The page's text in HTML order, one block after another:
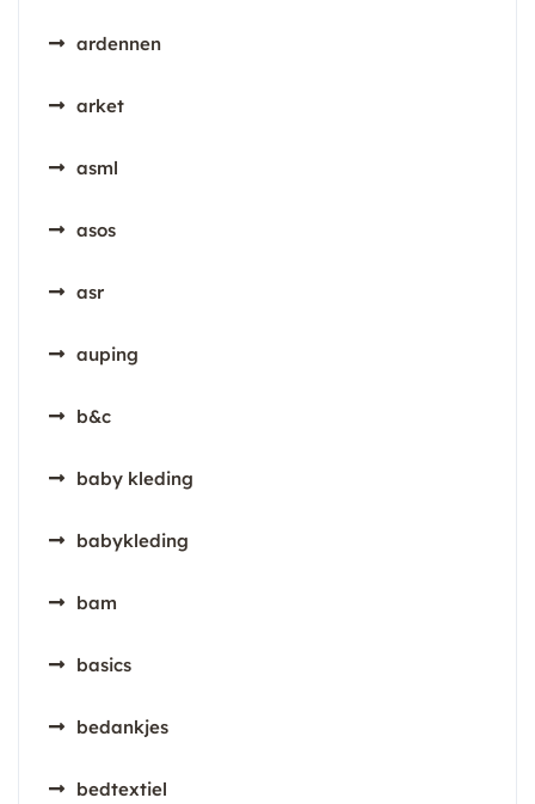
ardennen
arket
asml
asos
asr
auping
b&c
baby kleding
babykleding
bam
basics
bedankjes
bedtextiel